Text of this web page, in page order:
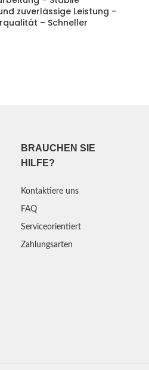
zuverlässige Leistung –
– Schneller
BRAUCHEN SIE
HILFE?
Kontaktiere uns
FAQ
Serviceorientiert
Zahlungsarten